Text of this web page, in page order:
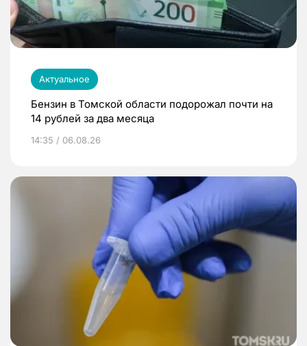
Актуальное
Бензин в Томской области подорожал почти на
14 рублей за два месяца
14:35 / 06.08.26